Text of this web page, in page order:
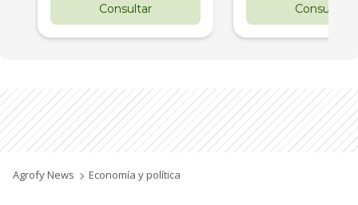
Consultar Consultar
Agrofy News Economía y política